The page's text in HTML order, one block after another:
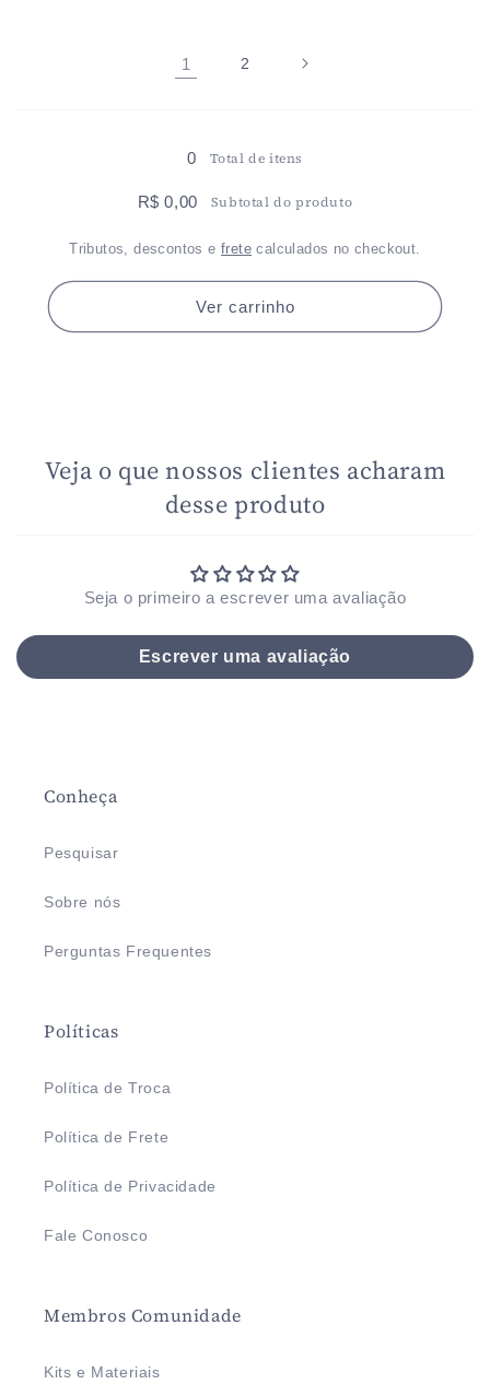
1 2
0 Total de itens
R$ 0,00 Subtotal do produto
Tributos, descontos efrete calculados no checkout.
Ver carrinho
Veja o que nossos clientes acharam
desse produto
Seja o primeiro a escrever uma avaliação
Escrever uma avaliação
Conheça
Pesquisar
Sobre nós
Perguntas Frequentes
Políticas
Política de Troca
Política de Frete
Política de Privacidade
Fale Conosco
Membros Comunidade
Kits e Materiais